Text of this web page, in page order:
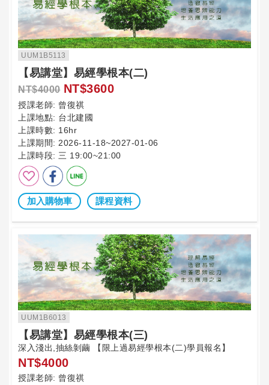
UUM1B5113
【易講堂】易經學根本(二)
NT$4000 NT$3600
授課老師: 曾復祺
上課地點: 台北建國
上課時數: 16hr
上課期間: 2026-11-18~2027-01-06
上課時段: 三 19:00~21:00
加入購物車 課程資料
UUM1B6013
【易講堂】易經學根本(三)
深入淺出,抽絲剝繭 【限上過易經學根本(二)學員報名】
NT$4000
授課老師: 曾復祺